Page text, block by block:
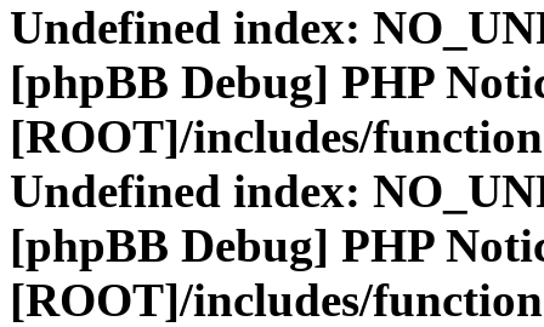
Undefined index:
[phpBB Debug] PHP
[ROOT]/includes/
Undefined index:
[phpBB Debug] PHP
[ROOT]/includes/